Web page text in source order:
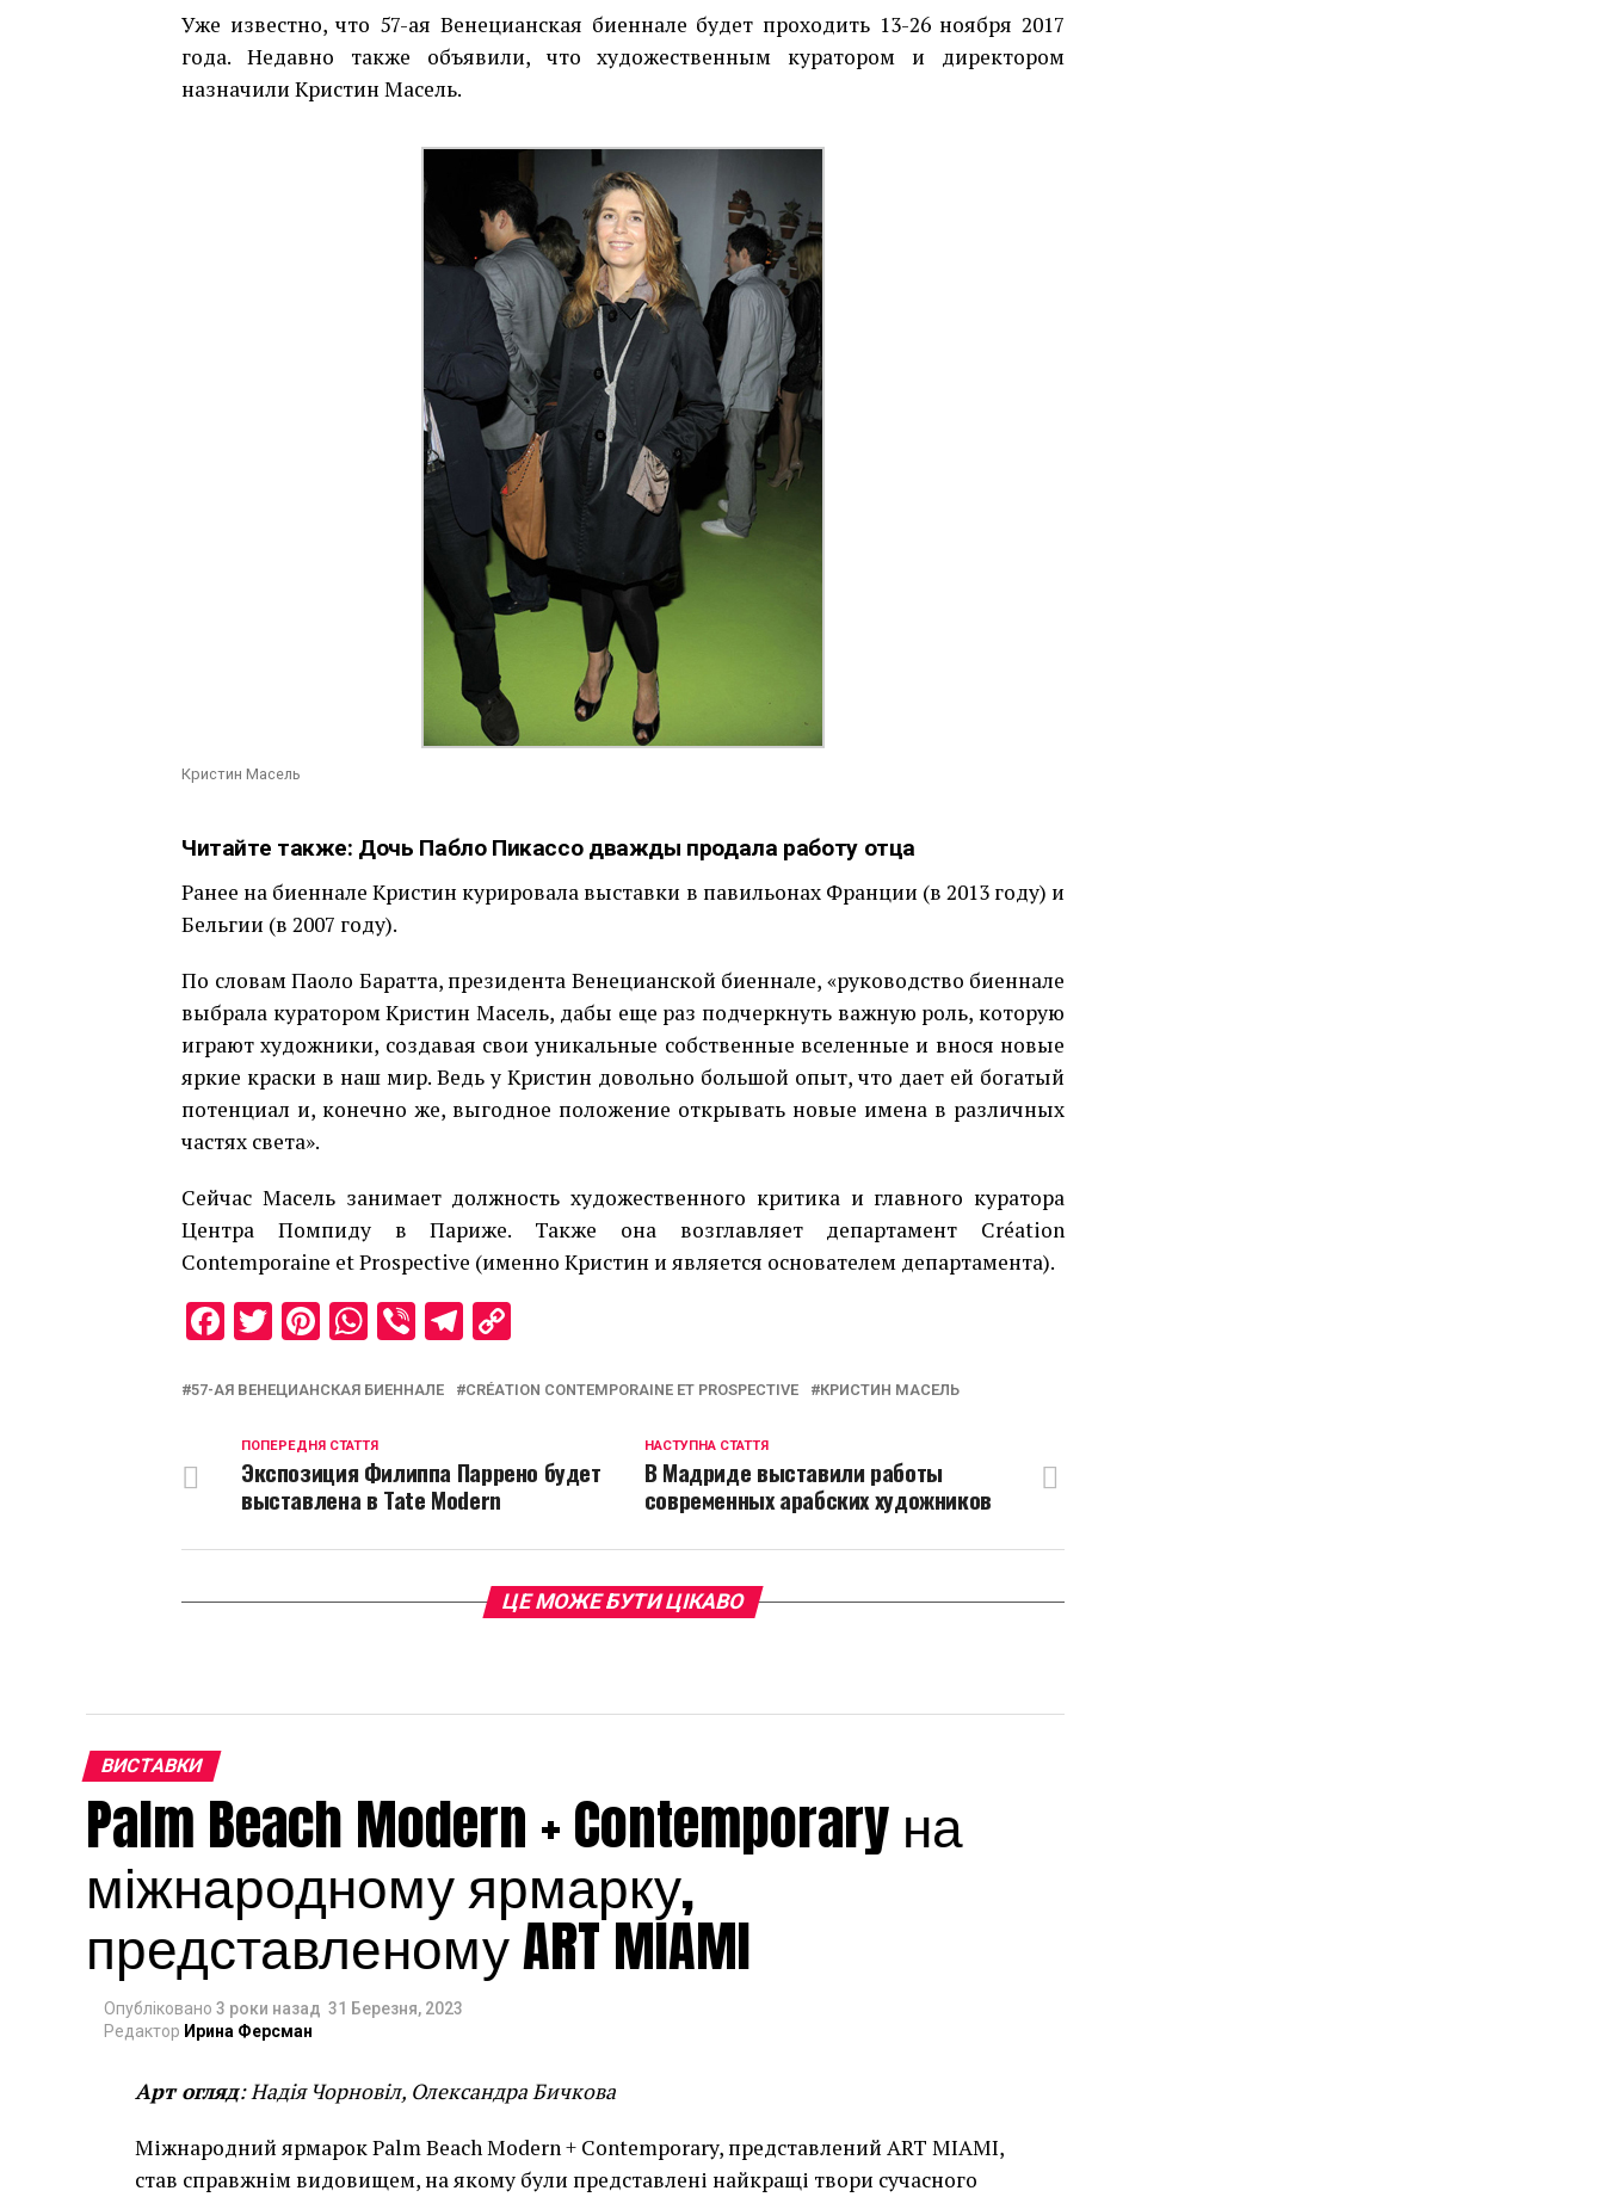
Уже известно, что 57-ая Венециaнская биеннале будет проходить 13-26 ноября 2017
года. Недавно также объявили, что художественным куратором и директором
назначили Кристин Масель.
Кристин Масель
Читайте также: Дочь Пабло Пикассо дважды продала работу отца
Ранее на биеннале Кристин курировала выставки в павильонах Франции (в 2013 году) и
Бельгии (в 2007 году).
По словам Паоло Баратта, президента Венецианской биеннале, «руководство биеннале
выбрала куратором Кристин Масель, дабы еще раз подчеркнуть важную роль, которую
играют художники, создавая свои уникальные собственные вселенные и внося новые
яркие краски в наш мир. Ведь у Кристин довольно большой опыт, что дает ей богатый
потенциал и, конечно же, выгодное положение открывать новые имена в различных
частях света».
Сейчас Масель занимает должность художественного критика и главного куратора
Центра Помпиду в Париже. Также она возглавляет департамент Créаtion
Contemporaine et Prospective (именно Кристин и является основателем департамента).
Facebook
Twitter
Pinterest
WhatsApp
ViberTelegram
57-АЯ ВЕНЕЦИAНСКАЯ БИЕННАЛЕ CRÉАTION CONTEMPORAINE ET PROSPECTIVE КРИСТИН МАСЕЛЬ
НАСТУПНА СТАТТЯ
В Мадриде выставили работы
современных арабских художников
ПОПЕРЕДНЯ СТАТТЯ
Экспозиция Филиппа Паррено будет
выставлена в Tate Modern
ЦЕ МОЖЕ БУТИ ЦІКАВО
ВИСТАВКИ
Palm Beach Modern + Contemporary на
міжнародному ярмарку,
представленому ART MIAMI
Опубліковано 3 роки назад 31 Березня, 2023
Редактор Ирина Ферсман
Арт огляд: Надія Чорновіл, Олександра Бичкова
Міжнародний ярмарок Palm Beach Modern + Contemporary, представлений ART MIAMI,
став справжнім видовищем, на якому були представлені найкращі твори сучасного